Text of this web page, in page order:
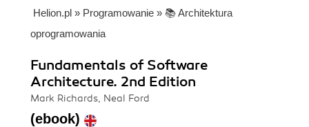
Helion.pl » Programowanie » 📚 Architektura
oprogramowania
Fundamentals of Software
Architecture. 2nd Edition
Mark Richards, Neal Ford
(ebook)